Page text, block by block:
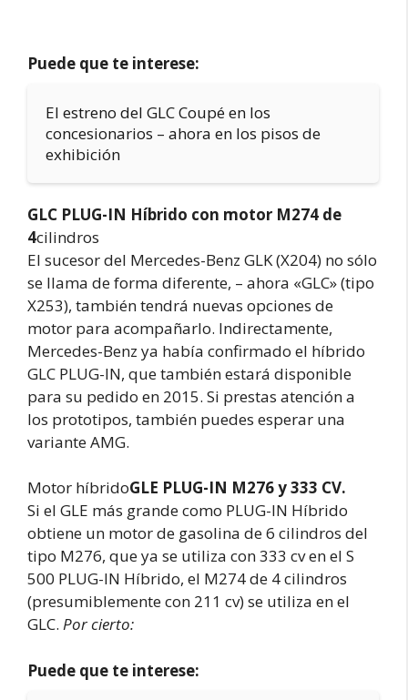
Puede que te interese:
El estreno del GLC Coupé en los
concesionarios – ahora en los pisos de
exhibición
GLC PLUG-IN Híbrido con motor M274 de
4cilindros
El sucesor del Mercedes-Benz GLK (X204) no sólo
se llama de forma diferente, – ahora «GLC» (tipo
X253), también tendrá nuevas opciones de
motor para acompañarlo. Indirectamente,
Mercedes-Benz ya había confirmado el híbrido
GLC PLUG-IN, que también estará disponible
para su pedido en 2015. Si prestas atención a
los prototipos, también puedes esperar una
variante AMG.
Motor híbridoGLE PLUG-IN M276 y 333 CV.
Si el GLE más grande como PLUG-IN Híbrido
obtiene un motor de gasolina de 6 cilindros del
tipo M276, que ya se utiliza con 333 cv en el S
500 PLUG-IN Híbrido, el M274 de 4 cilindros
(presumiblemente con 211 cv) se utiliza en el
GLC. Por cierto:
Puede que te interese: